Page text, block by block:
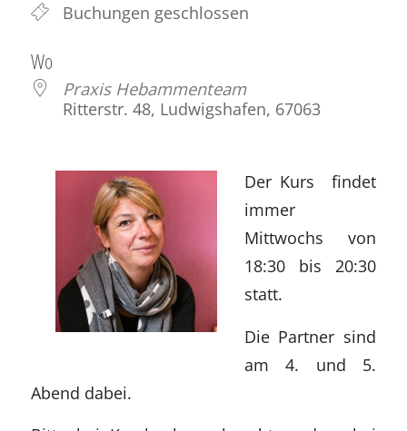
Buchungen geschlossen
Wo
Praxis Hebammenteam
Ritterstr. 48, Ludwigshafen, 67063
Der Kurs findet
immer
Mittwochs von
18:30 bis 20:30
statt.
Die Partner sind
am 4. und 5.
Abend dabei.